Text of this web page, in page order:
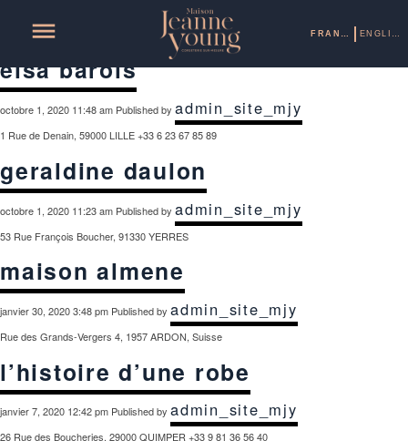
Archives
elsa barois
octobre 1, 2020 11:48 am Published by admin_site_mjy
1 Rue de Denain, 59000 LILLE +33 6 23 67 85 89
geraldine daulon
octobre 1, 2020 11:23 am Published by admin_site_mjy
53 Rue François Boucher, 91330 YERRES
maison almene
janvier 30, 2020 3:48 pm Published by admin_site_mjy
Rue des Grands-Vergers 4, 1957 ARDON, Suisse
l’histoire d’une robe
janvier 7, 2020 12:42 pm Published by admin_site_mjy
26 Rue des Boucheries, 29000 QUIMPER +33 9 81 36 56 40